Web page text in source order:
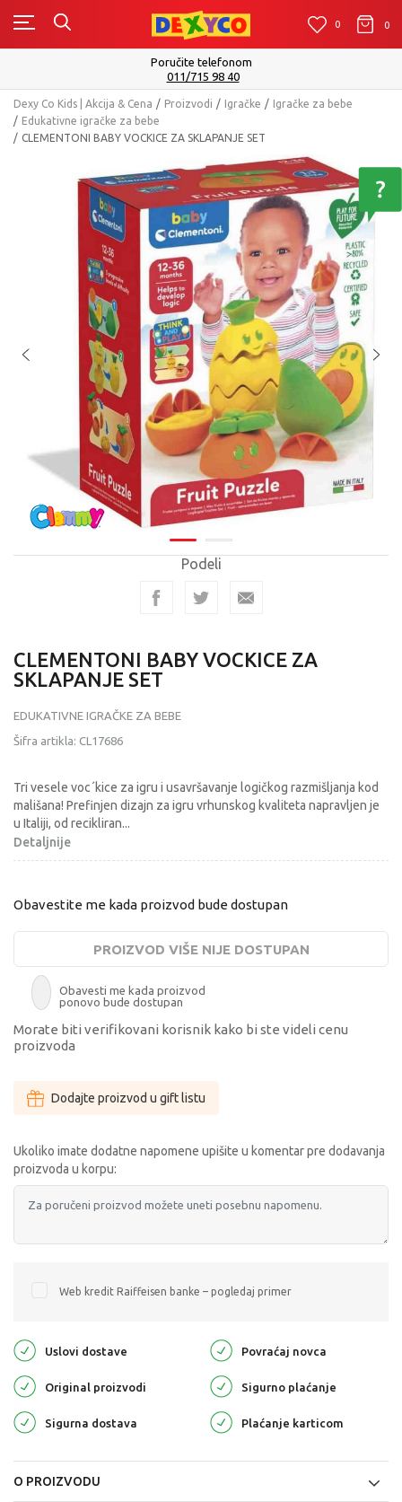
0 0 0
Poručite telefonom
011/715 98 40
Dexy Co Kids | Akcija & Cena Proizvodi Igračke
Igračke za bebe
Edukativne igračke za bebe
CLEMENTONI BABY VOCKICE ZA SKLAPANJE SET
Podeli
CLEMENTONI BABY VOCKICE ZA
SKLAPANJE SET
EDUKATIVNE IGRAČKE ZA BEBE
Šifra artikla: CL17686
Tri vesele voc´kice za igru i usavršavanje logičkog razmišljanja kod
mališana! Prefinjen dizajn za igru vrhunskog kvaliteta napravljen je
u Italiji, od recikliran...
Detaljnije
Obavestite me kada proizvod bude dostupan
PROIZVOD VIŠE NIJE DOSTUPAN
Obavesti me kada proizvod
ponovo bude dostupan
Morate biti verifikovani korisnik kako bi ste videli cenu
proizvoda
Dodajte proizvod u gift listu
Ukoliko imate dodatne napomene upišite u komentar pre dodavanja
proizvoda u korpu:
Web kredit Raiffeisen banke – pogledaj primer
Uslovi dostave Povraćaj novca
Original proizvodi Sigurno plaćanje
Sigurna dostava Plaćanje karticom
O PROIZVODU